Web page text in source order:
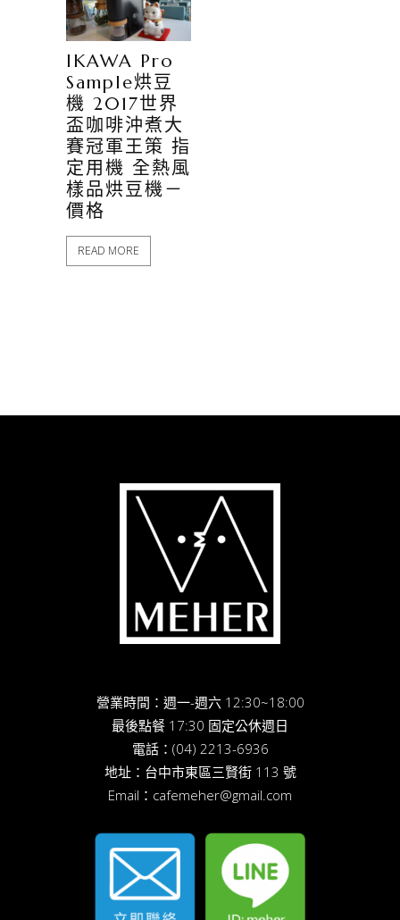
IKAWA Pro
Sample烘豆
機 2017世界
盃咖啡沖煮大
賽冠軍王策 指
定用機 全熱風
樣品烘豆機－
價格
READ MORE
營業時間：週一-週六 12:30~18:00
最後點餐 17:30 固定公休週日
電話： (04) 2213-6936
地址： 台中市東區三賢街 113 號
Email： cafemeher@gmail.com